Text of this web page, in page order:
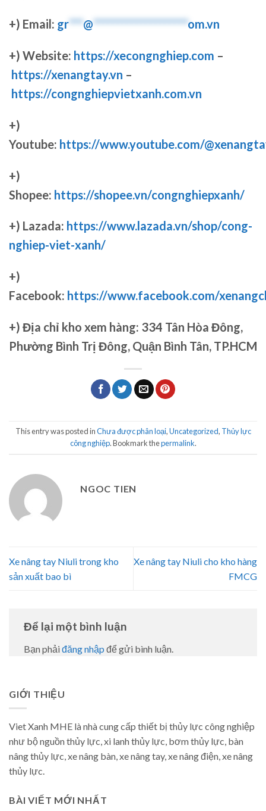
+) Email: gr***@********************om.vn
+) Website: https://xecongnghiep.com –
https://xenangtay.vn –
https://congnghiepvietxanh.com.vn
+)
Youtube: https://www.youtube.com/
+)
Shopee: https://shopee.vn/congnghiepxanh/
+) Lazada: https://www.lazada.vn/shop/cong-
nghiep-viet-xanh/
+)
Facebook: https://www.facebook.com/
+) Địa chỉ kho xem hàng: 334 Tân Hòa Đông,
Phường Bình Trị Đông, Quận Bình Tân, TP.HCM
This entry was posted inChưa được phân loại,Uncategorized, Thủy lực
công nghiệp. Bookmark thepermalink.
NGOC TIEN
Xe nâng tay Niuli trong kho
sản xuất bao bì
Xe nâng tay Niuli cho kho hàng
FMCG
Để lại một bình luận
Bạn phải đăng nhập để gửi bình luận.
GIỚI THIỆU
Viet Xanh MHE là nhà cung cấp thiết bị thủy lực công nghiệp
như bộ nguồn thủy lực, xi lanh thủy lực, bơm thủy lực, bàn
nâng thủy lực, xe nâng bàn, xe nâng tay, xe nâng điện, xe nâng
thủy lực.
BÀI VIẾT MỚI NHẤT